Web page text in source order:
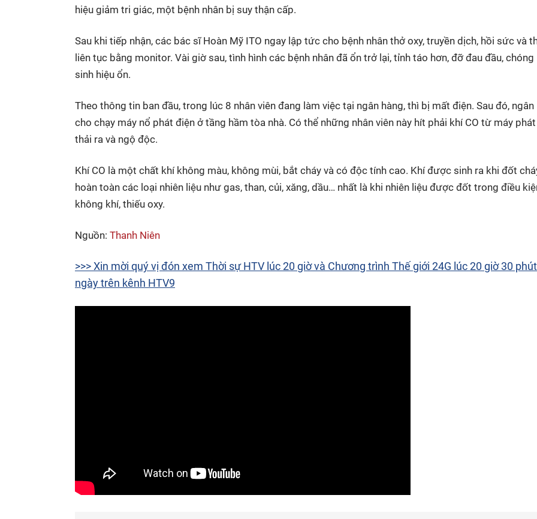
hiệu giảm tri giác, một bệnh nhân bị suy thận cấp.
Sau khi tiếp nhận, các bác sĩ Hoàn Mỹ ITO ngay lập tức cho bệnh nhân thở oxy, truyền dịch, hồi sức và
liên tục bằng monitor. Vài giờ sau, tình hình các bệnh nhân đã ổn trở lại, tỉnh táo hơn, đỡ đau đầu,
sinh hiệu ổn.
Theo thông tin ban đầu, trong lúc 8 nhân viên đang làm việc tại ngân hàng, thì bị mất điện. Sau đó, ngân
cho chạy máy nổ phát điện ở tầng hầm tòa nhà. Có thể những nhân viên này hít phải khí CO từ máy
thải ra và ngộ độc.
Khí CO là một chất khí không màu, không mùi, bắt cháy và có độc tính cao. Khí được sinh ra khi đốt
hoàn toàn các loại nhiên liệu như gas, than, củi, xăng, dầu… nhất là khi nhiên liệu được đốt trong điều
không khí, thiếu oxy.
Nguồn: Thanh Niên
>>> Xin mời quý vị đón xem Thời sự HTV lúc 20 giờ và Chương trình Thế giới 24G lúc 20 giờ 30
ngày trên kênh HTV9